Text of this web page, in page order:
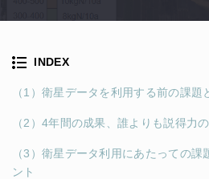
INDEX
（1）衛星データを利用する前の課題
（2）4年間の成果、誰よりも説得力
（3）衛星データ利用にあたっての
ント